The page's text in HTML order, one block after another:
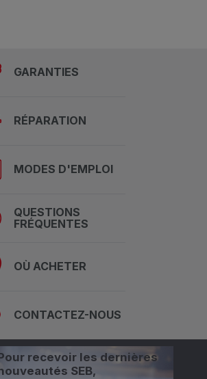
GARANTIES
RÉPARATION
MODES D'EMPLOI
QUESTIONS
FRÉQUENTES
OÙ ACHETER
CONTACTEZ-NOUS
recevoir les dernières
SEB,